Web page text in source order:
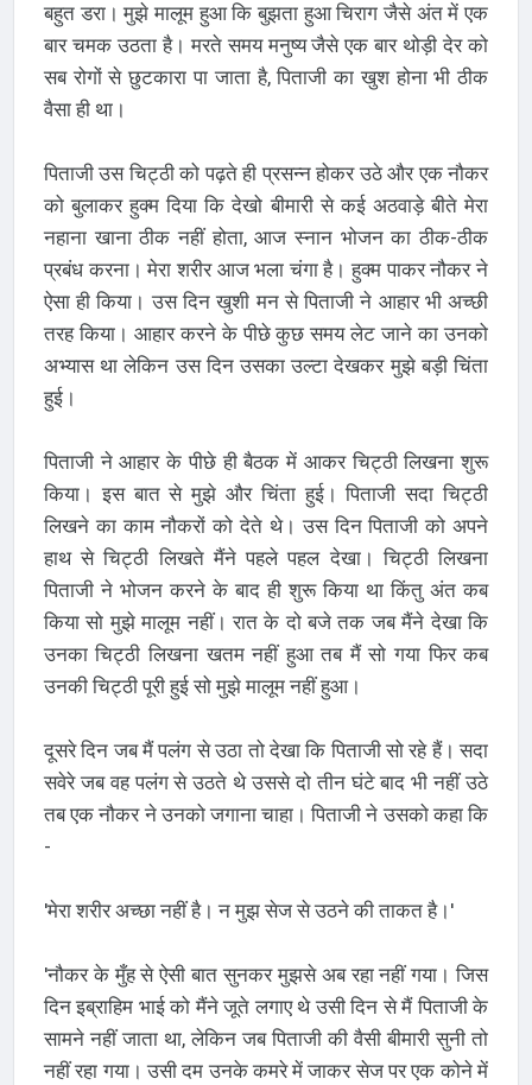
बहुत डरा। मुझे मालूम हुआ कि बुझता हुआ चिराग जैसे अंत में एक
बार चमक उठता है। मरते समय मनुष्य जैसे एक बार थोड़ी देर को
सब रोगों से छुटकारा पा जाता है, पिताजी का खुश होना भी ठीक
वैसा ही था।
पिताजी उस चिट्ठी को पढ़ते ही प्रसन्न होकर उठे और एक नौकर
को बुलाकर हुक्म दिया कि देखो बीमारी से कई अठवाड़े बीते मेरा
नहाना खाना ठीक नहीं होता, आज स्नान भोजन का ठीक-ठीक
प्रबंध करना। मेरा शरीर आज भला चंगा है। हुक्म पाकर नौकर ने
ऐसा ही किया। उस दिन खुशी मन से पिताजी ने आहार भी अच्छी
तरह किया। आहार करने के पीछे कुछ समय लेट जाने का उनको
अभ्यास था लेकिन उस दिन उसका उल्टा देखकर मुझे बड़ी चिंता
हुई।
पिताजी ने आहार के पीछे ही बैठक में आकर चिट्ठी लिखना शुरू
किया। इस बात से मुझे और चिंता हुई। पिताजी सदा चिट्ठी
लिखने का काम नौकरों को देते थे। उस दिन पिताजी को अपने
हाथ से चिट्ठी लिखते मैंने पहले पहल देखा। चिट्ठी लिखना
पिताजी ने भोजन करने के बाद ही शुरू किया था किंतु अंत कब
किया सो मुझे मालूम नहीं। रात के दो बजे तक जब मैंने देखा कि
उनका चिट्ठी लिखना खतम नहीं हुआ तब मैं सो गया फिर कब
उनकी चिट्ठी पूरी हुई सो मुझे मालूम नहीं हुआ।
दूसरे दिन जब मैं पलंग से उठा तो देखा कि पिताजी सो रहे हैं। सदा
सवेरे जब वह पलंग से उठते थे उससे दो तीन घंटे बाद भी नहीं उठे
तब एक नौकर ने उनको जगाना चाहा। पिताजी ने उसको कहा कि
-
'मेरा शरीर अच्छा नहीं है। न मुझ सेज से उठने की ताकत है।'
'नौकर के मुँह से ऐसी बात सुनकर मुझसे अब रहा नहीं गया। जिस
दिन इब्राहिम भाई को मैंने जूते लगाए थे उसी दिन से मैं पिताजी के
सामने नहीं जाता था, लेकिन जब पिताजी की वैसी बीमारी सुनी तो
नहीं रहा गया। उसी दम उनके कमरे में जाकर सेज पर एक कोने में